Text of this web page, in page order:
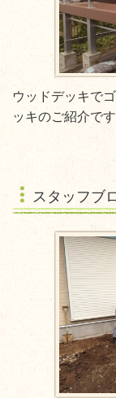
ウッドデッキで
ッキのご紹介です
スタッフブ